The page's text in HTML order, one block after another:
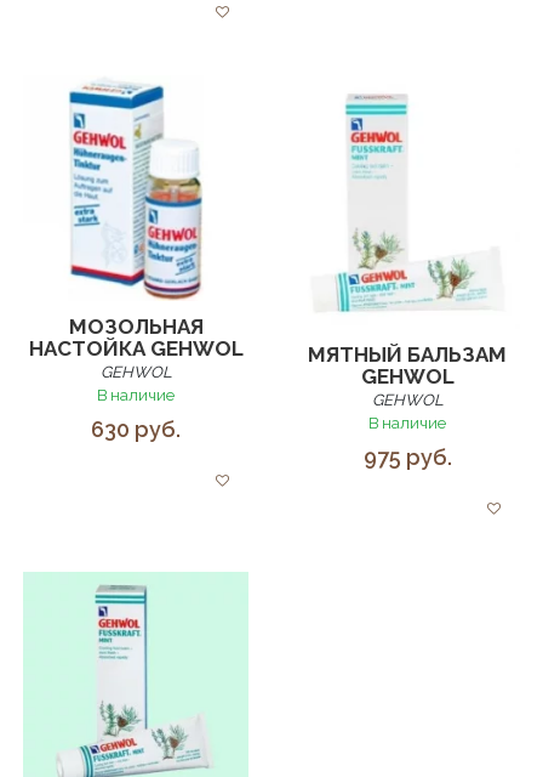
МОЗОЛЬНАЯ
НАСТОЙКА GEHWOL
GEHWOL
В наличие
630 руб.
МЯТНЫЙ БАЛЬЗАМ
GEHWOL
GEHWOL
В наличие
975 руб.